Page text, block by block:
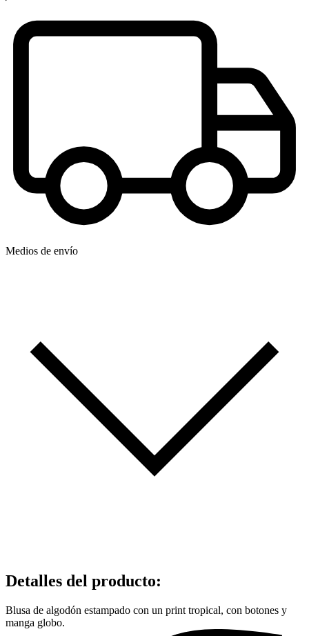
Medios de envío
Detalles del producto:
Blusa de algodón estampado con un print tropical, con botones y
manga globo.